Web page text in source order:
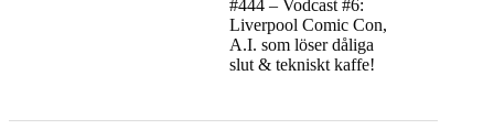
#444 – Vodcast #6:
Liverpool Comic Con,
A.I. som löser dåliga
slut & tekniskt kaffe!